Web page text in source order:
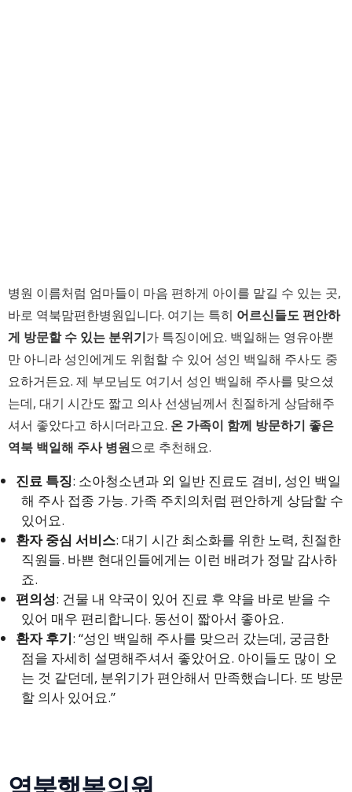
병원 이름처럼 엄마들이 마음 편하게 아이를 맡길 수 있는 곳,
바로 역북맘편한병원입니다. 여기는 특히 어르신들도 편안하
게 방문할 수 있는 분위기가 특징이에요. 백일해는 영유아뿐
만 아니라 성인에게도 위험할 수 있어 성인 백일해 주사도 중
요하거든요. 제 부모님도 여기서 성인 백일해 주사를 맞으셨
는데, 대기 시간도 짧고 의사 선생님께서 친절하게 상담해주
셔서 좋았다고 하시더라고요. 온 가족이 함께 방문하기 좋은
역북 백일해 주사 병원으로 추천해요.
진료 특징: 소아청소년과 외 일반 진료도 겸비, 성인 백일
해 주사 접종 가능. 가족 주치의처럼 편안하게 상담할 수
있어요.
환자 중심 서비스: 대기 시간 최소화를 위한 노력, 친절한
직원들. 바쁜 현대인들에게는 이런 배려가 정말 감사하
죠.
편의성: 건물 내 약국이 있어 진료 후 약을 바로 받을 수
있어 매우 편리합니다. 동선이 짧아서 좋아요.
환자 후기: “성인 백일해 주사를 맞으러 갔는데, 궁금한
점을 자세히 설명해주셔서 좋았어요. 아이들도 많이 오
는 것 같던데, 분위기가 편안해서 만족했습니다. 또 방문
할 의사 있어요.”